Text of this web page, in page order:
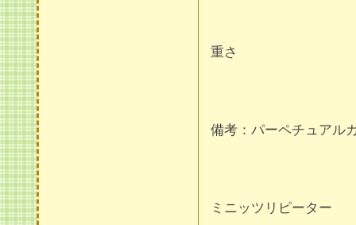
重さ
備考：パーペチュアル
ミニッツリピーター